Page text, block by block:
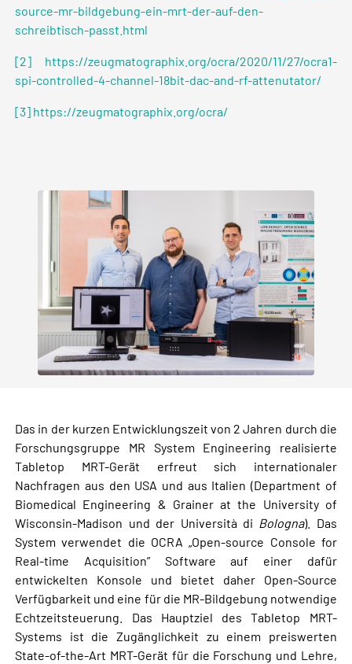
source-mr-bildgebung-ein-mrt-der-auf-den-
schreibtisch-passt.html
[2]
https://zeugmatographix.org/ocra/2020/11/27/ocra1-
spi-controlled-4-channel-18bit-dac-and-rf-attenutator/
[3] https://zeugmatographix.org/ocra/
Das in der kurzen Entwicklungszeit von 2 Jahren durch die
Forschungsgruppe MR System Engineering realisierte
Tabletop MRT-Gerät erfreut sich internationaler
Nachfragen aus den USA und aus Italien (Department of
Biomedical Engineering & Grainer at the University of
Wisconsin-Madison und der Università di Bologna). Das
System verwendet die OCRA „Open-source Console for
Real-time Acquisition” Software auf einer dafür
entwickelten Konsole und bietet daher Open-Source
Verfügbarkeit und eine für die MR-Bildgebung notwendige
Echtzeitsteuerung. Das Hauptziel des Tabletop MRT-
Systems ist die Zugänglichkeit zu einem preiswerten
State-of-the-Art MRT-Gerät für die Forschung und Lehre,